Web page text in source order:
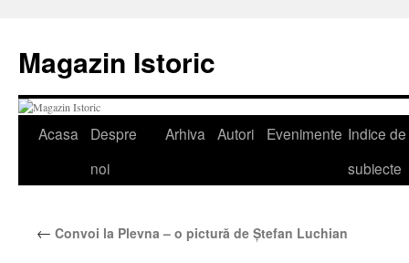
conținut
Magazin Istoric
Acasa
Despre
noi
Arhiva Autori Evenimente Indice de
subiecte
← Convoi la Plevna – o pictură de Ștefan Luchian